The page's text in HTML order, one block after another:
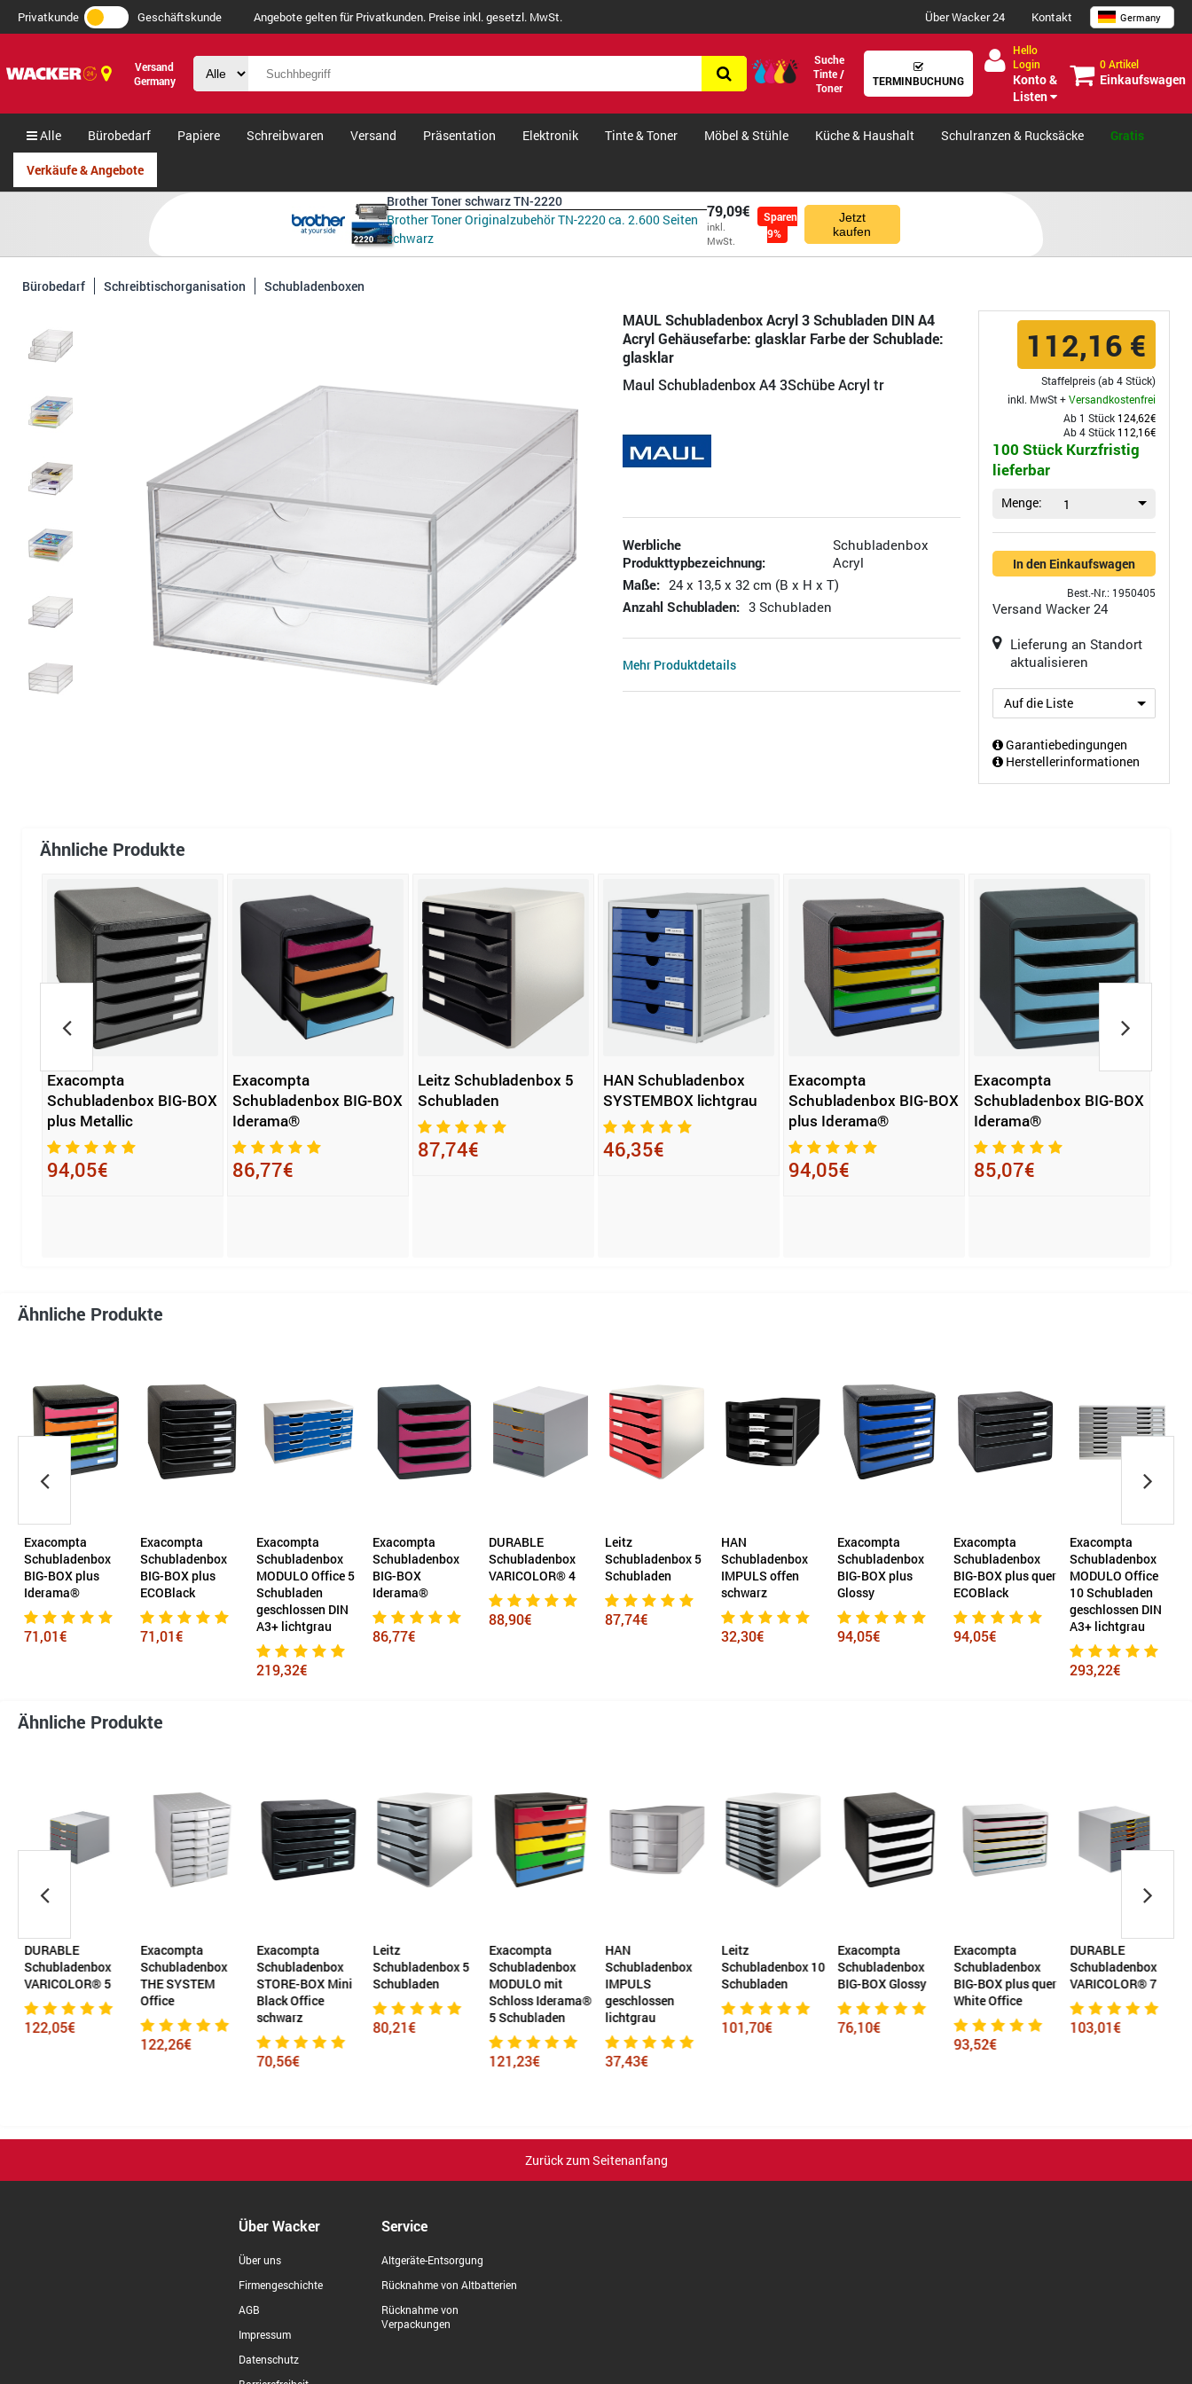
Privatkunde Geschäftskunde Angebote gelten für Privatkunden. Preise inkl. gesetzl. MwSt. Über Wacker 24 Kontakt Germany
Versand
Germany
Suche
Tinte /
Toner
TERMINBUCHUNG
Hello
Login
Konto &
Listen
0 Artikel
Einkaufswagen
Alle Bürobedarf Papiere Schreibwaren Versand Präsentation Elektronik Tinte & Toner Möbel & Stühle Küche & Haushalt Schulranzen & Rucksäcke Gratis
Verkäufe & Angebote
Brother Toner schwarz TN-2220
Brother Toner Originalzubehör TN-2220 ca. 2.600 Seiten
schwarz
79,09€
inkl.
MwSt.
Sparen
9%
Jetzt
kaufen
Bürobedarf Schreibtischorganisation Schubladenboxen
MAUL Schubladenbox Acryl 3 Schubladen DIN A4
Acryl Gehäusefarbe: glasklar Farbe der Schublade:
glasklar
Maul Schubladenbox A4 3Schübe Acryl tr
Werbliche
Produkttypbezeichnung:
Schubladenbox
Acryl
Maße: 24 x 13,5 x 32 cm (B x H x T)
Anzahl Schubladen: 3 Schubladen
Mehr Produktdetails
112,16 €
Staffelpreis (ab 4 Stück)
inkl. MwSt +Versandkostenfrei
Ab 1 Stück 124,62€
Ab 4 Stück 112,16€
100 Stück Kurzfristig
lieferbar
Menge: 1
In den Einkaufswagen
Best.-Nr.: 1950405
Versand Wacker 24
Lieferung an Standort
aktualisieren
Auf die Liste
Garantiebedingungen
Herstellerinformationen
Ähnliche Produkte
Exacompta
Schubladenbox BIG-BOX
plus Metallic
94,05€
Exacompta
Schubladenbox BIG-BOX
Iderama®
86,77€
Leitz Schubladenbox 5
Schubladen
87,74€
HAN Schubladenbox
SYSTEMBOX lichtgrau
46,35€
Exacompta
Schubladenbox BIG-BOX
plus Iderama®
94,05€
Exacompta
Schubladenbox BIG-BOX
Iderama®
85,07€
Ähnliche Produkte
Exacompta
Schubladenbox
BIG-BOX plus
Iderama®
71,01€
Exacompta
Schubladenbox
BIG-BOX plus
ECOBlack
71,01€
Exacompta
Schubladenbox
MODULO Office 5
Schubladen
geschlossen DIN
A3+ lichtgrau
219,32€
Exacompta
Schubladenbox
BIG-BOX
Iderama®
86,77€
DURABLE
Schubladenbox
VARICOLOR® 4
88,90€
Leitz
Schubladenbox 5
Schubladen
87,74€
HAN
Schubladenbox
IMPULS offen
schwarz
32,30€
Exacompta
Schubladenbox
BIG-BOX plus
Glossy
94,05€
Exacompta
Schubladenbox
BIG-BOX plus quer
ECOBlack
94,05€
Exacompta
Schubladenbox
MODULO Office
10 Schubladen
geschlossen DIN
A3+ lichtgrau
293,22€
Ähnliche Produkte
DURABLE
Schubladenbox
VARICOLOR® 5
122,05€
Exacompta
Schubladenbox
THE SYSTEM
Office
122,26€
Exacompta
Schubladenbox
STORE-BOX Mini
Black Office
schwarz
70,56€
Leitz
Schubladenbox 5
Schubladen
80,21€
Exacompta
Schubladenbox
MODULO mit
Schloss Iderama®
5 Schubladen
121,23€
HAN
Schubladenbox
IMPULS
geschlossen
lichtgrau
37,43€
Leitz
Schubladenbox 10
Schubladen
101,70€
Exacompta
Schubladenbox
BIG-BOX Glossy
76,10€
Exacompta
Schubladenbox
BIG-BOX plus quer
White Office
93,52€
DURABLE
Schubladenbox
VARICOLOR® 7
103,01€
Zurück zum Seitenanfang
Über Wacker
Über uns
Firmengeschichte
AGB
Impressum
Datenschutz
Service
Altgeräte-Entsorgung
Rücknahme von Altbatterien
Rücknahme von
Verpackungen